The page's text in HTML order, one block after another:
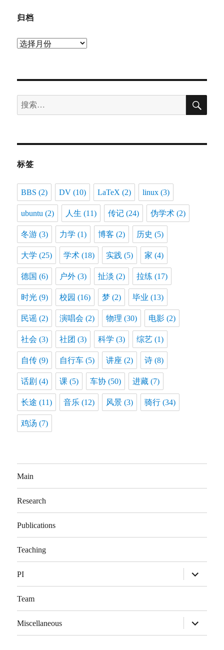
归档
归
搜
索：
搜
标签
BBS (2) DV (10) LaTeX (2) linux (3)
ubuntu (2) 人生 (11) 传记 (24) 伪学术 (2)
冬游 (3) 力学 (1) 博客 (2) 历史 (5)
大学 (25) 学术 (18) 实践 (5) 家 (4)
德国 (6) 户外 (3) 扯淡 (2) 拉练 (17)
时光 (9) 校园 (16) 梦 (2) 毕业 (13)
民谣 (2) 演唱会 (2) 物理 (30) 电影 (2)
社会 (3) 社团 (3) 科学 (3) 综艺 (1)
自传 (9) 自行车 (5) 讲座 (2) 诗 (8)
话剧 (4) 课 (5) 车协 (50) 进藏 (7)
长途 (11) 音乐 (12) 风景 (3) 骑行 (34)
鸡汤 (7)
Main
Research
Publications
Teaching
PI
开
子
Team
Miscellaneous
开
子